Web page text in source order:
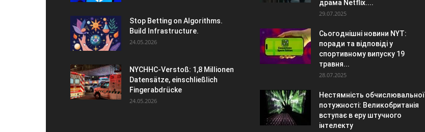
Stop Betting on Algorithms.
Build Infrastructure.
24.05.2026
NYCHHC-Verstoß: 1,8 Millionen
Datensätze, einschließlich
Fingerabdrücke
24.05.2026
драма Netflix....
29.07.2025
Сьогоднішні новини NYT:
поради та відповіді у
спортивному випуску 19
травня...
28.07.2025
Нестямність обчислювальної
потужності: Великобританія
вступає в еру штучного
інтелекту